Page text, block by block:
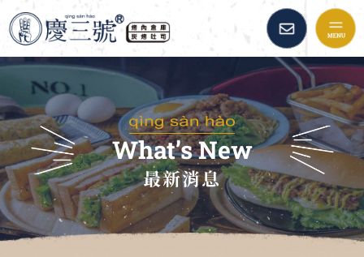
慶三號倉庫烤肉早午餐::
品牌故事
最新消息
美味餐點
What’s New
最新消息